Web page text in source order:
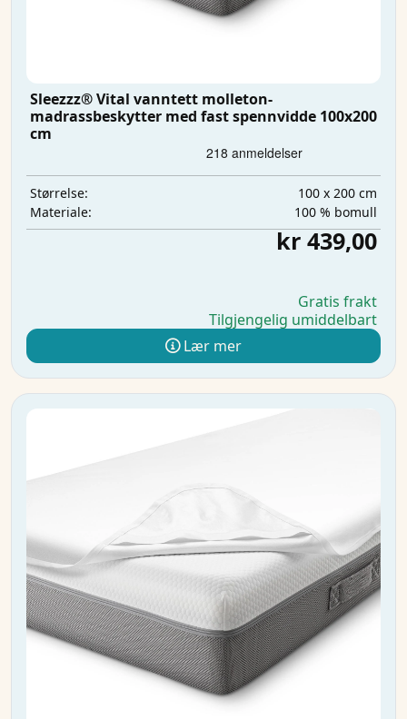
Sleezzz® Vital vanntett molleton-
madrassbeskytter med fast spennvidde 100x200
cm
Størrelse:
100 x 200 cm
Materiale:
100 % bomull
kr 439,00
Gratis frakt
Tilgjengelig umiddelbart
Lær mer